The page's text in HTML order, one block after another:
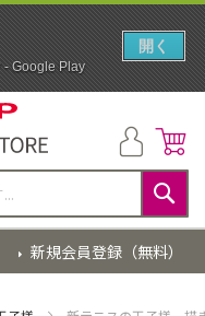
検
索
新規会員登録（無料）
- Google Play
開く